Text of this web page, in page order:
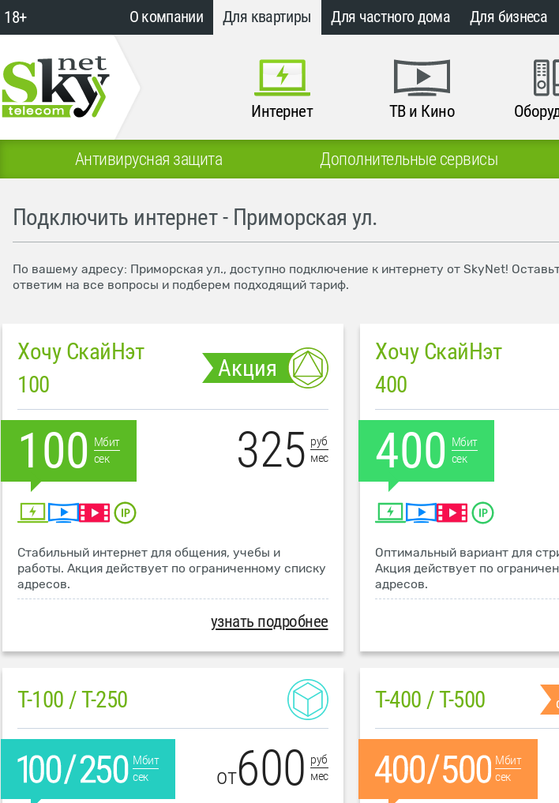
18+ О компании Для квартиры Для частного дома Для бизнеса
Интернет ТВ и Кино
Антивирусная защита Дополнительные сервисы
Подключить интернет - Приморская ул.
По вашему адресу: Приморская ул., доступно подключение к интернету от SkyNet!
ответим на все вопросы и подберем подходящий тариф.
Хочу СкайНэт
100
Акция
100 Мбит
сек
325 руб
мес
Стабильный интернет для общения, учебы и
работы. Акция действует по ограниченному списку
адресов.
узнать подробнее
Хочу СкайНэт
400
400 Мбит
сек
Оптимальный вариант для
Акция действует по
адресов.
T-100 / T-250
Мбит
сек
от600 руб
мес
T-400 / T-500
Мбит
сек